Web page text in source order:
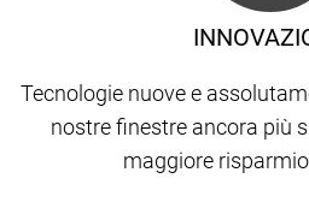
Tecnologie nuove e
nostre finestre ancora più
maggiore